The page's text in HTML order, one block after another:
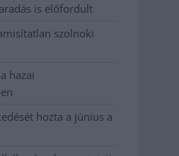
is előfordult
szolnoki
hazai
hozta a június a